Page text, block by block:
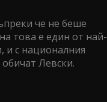
че не беше
това е един от най-
и с националния
Левски.